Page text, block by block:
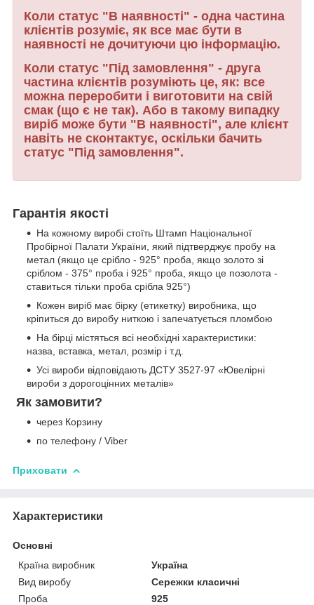
Коли статус "В наявності" - одна частина
клієнтів розуміє, як все має бути в
наявності не дочитуючи цю інформацію.
Коли статус "Під замовлення" - друга
частина клієнтів розуміють це, як: все
можна переробити і виготовити на свій
смак (що є не так). Або в такому випадку
виріб може бути "В наявності", але клієнт
навіть не сконтактує, оскільки бачить
статус "Під замовлення".
Гарантія якості
На кожному виробі стоїть Штамп Національної
Пробірної Палати України, який підтверджує пробу на
метал (якщо це срібло - 925° проба, якщо золото зі
сріблом - 375° проба і 925° проба, якщо це позолота -
ставиться тільки проба срібла 925°)
Кожен виріб має бірку (етикетку) виробника, що
кріпиться до виробу ниткою і запечатується пломбою
На бірці містяться всі необхідні характеристики:
назва, вставка, метал, розмір і т.д.
Усі вироби відповідають ДСТУ 3527-97 «Ювелірні
вироби з дорогоцінних металів»
Як замовити?
через Корзину
по телефону / Viber
Приховати
Характеристики
Основні
Країна виробник
Україна
Вид виробу
Сережки класичні
Проба
925